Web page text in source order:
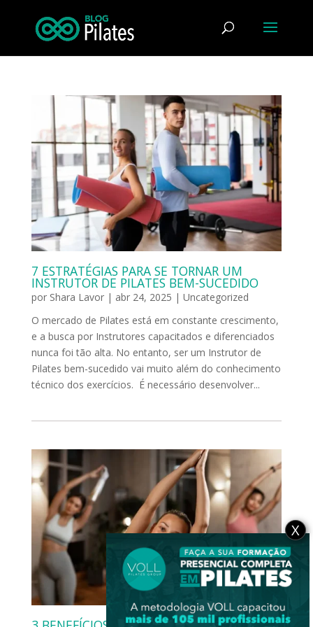
7 ESTRATÉGIAS PARA SE TORNAR UM
INSTRUTOR DE PILATES BEM-SUCEDIDO
por Shara Lavor| abr 24, 2025 | Uncategorized
O mercado de Pilates está em constante crescimento,
e a busca por Instrutores capacitados e diferenciados
nunca foi tão alta. No entanto, ser um Instrutor de
Pilates bem-sucedido vai muito além do conhecimento
técnico dos exercícios. É necessário desenvolver...
X